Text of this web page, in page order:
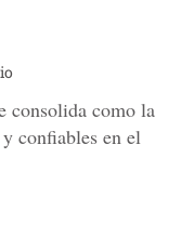
consolida como la
confiables en el